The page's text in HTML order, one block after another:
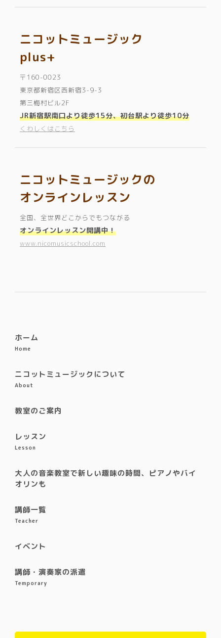
ニコットミュージック
plus+
〒160-0023
東京都新宿区西新宿3-9-3
第三梅村ビル2F
JR新宿駅南口より徒歩15分、初台駅より徒歩10分
くわしくはこちら
ニコットミュージックの
オンラインレッスン
全国、全世界どこからでもつながる
オンラインレッスン開講中！
www.nicomusicschool.com
ホーム
Home
ニコットミュージックについて
About
教室のご案内
レッスン
Lesson
大人の音楽教室で新しい趣味の時間、ピアノやバイ
オリンも
講師一覧
Teacher
イベント
講師・演奏家の派遣
Temporary